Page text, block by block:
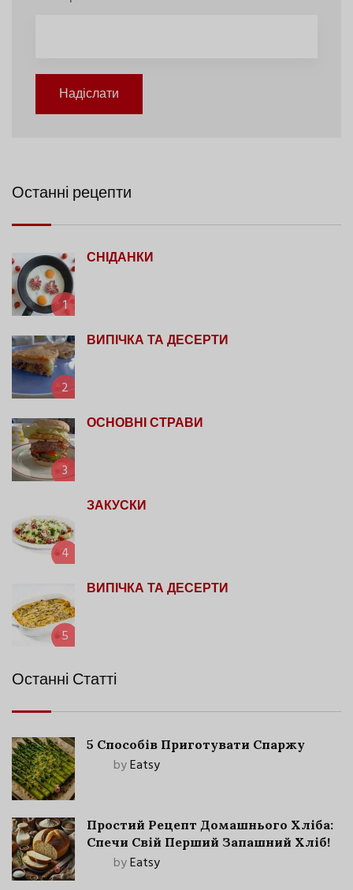
Надіслати
Останні рецепти
1
СНІДАНКИ
2
ВИПІЧКА ТА ДЕСЕРТИ
3
ОСНОВНІ СТРАВИ
4
ЗАКУСКИ
5
ВИПІЧКА ТА ДЕСЕРТИ
Останні Статті
5 Способів Приготувати Спаржу
byEatsy
Простий Рецепт Домашнього Хліба:
Спечи Свій Перший Запашний Хліб!
byEatsy